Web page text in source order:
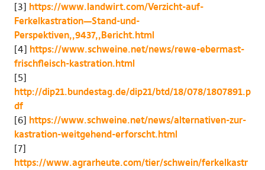
[3] https://www.landwirt.com/Verzicht-auf-
Ferkelkastration—Stand-und-
Perspektiven,,9437,,Bericht.html
[4] https://www.schweine.net/news/rewe-ebermast-
frischfleisch-kastration.html
[5]
http://dip21.bundestag.de/dip21/btd/18/078/1807891.p
df
[6] https://www.schweine.net/news/alternativen-zur-
kastration-weitgehend-erforscht.html
[7]
https://www.agrarheute.com/tier/schwein/ferkelkastr